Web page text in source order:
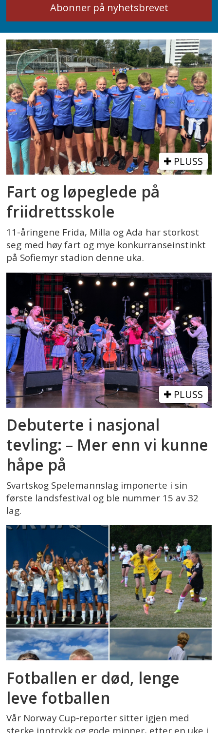
PLUSS
Fart og løpeglede på
friidrettsskole
11-åringene Frida, Milla og Ada har storkost
seg med høy fart og mye konkurranseinstinkt
på Sofiemyr stadion denne uka.
PLUSS
Debuterte i nasjonal
tevling: – Mer enn vi kunne
håpe på
Svartskog Spelemannslag imponerte i sin
første landsfestival og ble nummer 15 av 32
lag.
Fotballen er død, lenge
leve fotballen
Vår Norway Cup-reporter sitter igjen med